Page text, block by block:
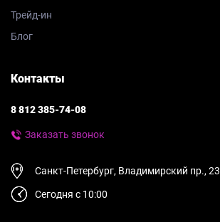
Трейд-ин
Блог
Контакты
8 812 385-74-08
Заказать звонок
Санкт-Петербург, Владимирский пр., 23
Сегодня с 10:00